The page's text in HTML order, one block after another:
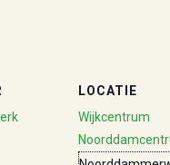
LOCATIE
Wijkcentrum